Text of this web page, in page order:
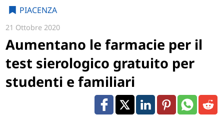
PIACENZA
21 Ottobre 2020
Aumentano le farmacie per il
test sierologico gratuito per
studenti e familiari